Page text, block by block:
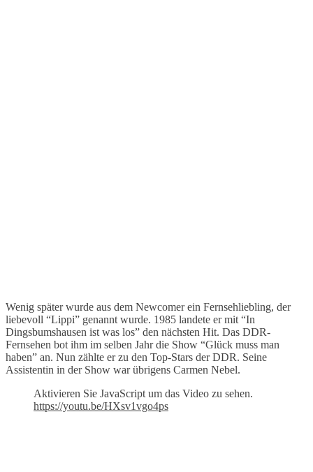
Wenig später wurde aus dem Newcomer ein Fernsehliebling, der
liebevoll “Lippi” genannt wurde. 1985 landete er mit “In
Dingsbumshausen ist was los” den nächsten Hit. Das DDR-
Fernsehen bot ihm im selben Jahr die Show “Glück muss man
haben” an. Nun zählte er zu den Top-Stars der DDR. Seine
Assistentin in der Show war übrigens Carmen Nebel.
Aktivieren Sie JavaScript um das Video zu sehen.
https://youtu.be/HXsv1vgo4ps